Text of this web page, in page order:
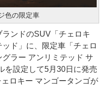
色の限定車
ンドのSUV「チェロキ
ド」に、限定車「チェロ
ラー アンリミテッド サ
を設定して5月30日に発売
ロキー マンゴータンゴが